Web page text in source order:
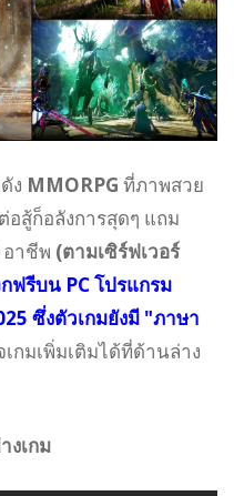
ง MMORPG ที่ภาพสวย
อสู้ก็อลังการสุดๆ แถม
อาชีพ (ตามเซิร์ฟเวอร์
ฟรีบน PC โปรแกรม
ซึ่งตัวเกมยังมี "ภาษา
กมเพิ่มเติมได้ที่ด้านล่าง
งเกม